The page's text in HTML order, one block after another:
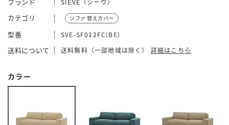
カテゴリ ソファ 替えカバー
型番 SVE-SF012FC(BE)
送料について 送料無料（一部地域は除く） 詳細はこちら
カラー